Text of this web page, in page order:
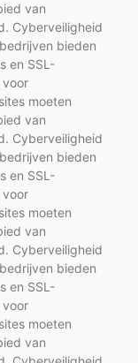
van
Cyberveiligheid
bieden
en SSL-
moeten
van
Cyberveiligheid
bieden
en SSL-
moeten
van
Cyberveiligheid
bieden
en SSL-
moeten
van